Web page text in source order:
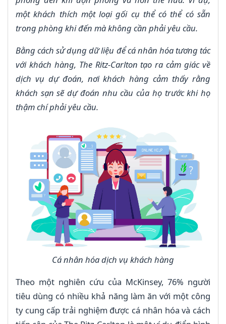
một khách thích một loại gối cụ thể có thể có sẵn
trong phòng khi đến mà không cần phải yêu cầu.
Bằng cách sử dụng dữ liệu để cá nhân hóa tương tác
với khách hàng, The Ritz-Carlton tạo ra cảm giác về
dịch vụ dự đoán, nơi khách hàng cảm thấy rằng
khách sạn sẽ dự đoán nhu cầu của họ trước khi họ
thậm chí phải yêu cầu.
Cá nhân hóa dịch vụ khách hàng
Theo một nghiên cứu của McKinsey, 76% người
tiêu dùng có nhiều khả năng làm ăn với một công
ty cung cấp trải nghiệm được cá nhân hóa và cách